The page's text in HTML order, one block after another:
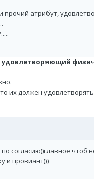
прочий атрибут,
удовлетворяющий
их должен
согласию))главное чтоб
и провиант)))